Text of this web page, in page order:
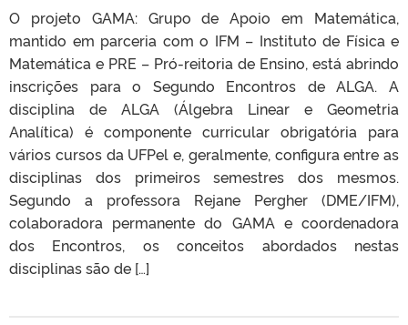
O projeto GAMA: Grupo de Apoio em Matemática,
mantido em parceria com o IFM – Instituto de Física e
Matemática e PRE – Pró-reitoria de Ensino, está abrindo
inscrições para o Segundo Encontros de ALGA. A
disciplina de ALGA (Álgebra Linear e Geometria
Analítica) é componente curricular obrigatória para
vários cursos da UFPel e, geralmente, configura entre as
disciplinas dos primeiros semestres dos mesmos.
Segundo a professora Rejane Pergher (DME/IFM),
colaboradora permanente do GAMA e coordenadora
dos Encontros, os conceitos abordados nestas
disciplinas são de […]